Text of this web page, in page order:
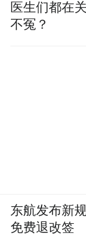
医生们都在
不冤？
东航发布新
免费退改签